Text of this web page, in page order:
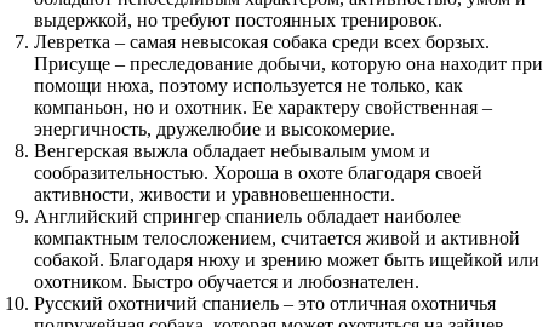
выдержкой, но требуют постоянных тренировок.
Левретка – самая невысокая собака среди всех борзых.
Присуще – преследование добычи, которую она находит при
помощи нюха, поэтому используется не только, как
компаньон, но и охотник. Ее характеру свойственная –
энергичность, дружелюбие и высокомерие.
Венгерская выжла обладает небывалым умом и
сообразительностью. Хороша в охоте благодаря своей
активности, живости и уравновешенности.
Английский спрингер спаниель обладает наиболее
компактным телосложением, считается живой и активной
собакой. Благодаря нюху и зрению может быть ищейкой или
охотником. Быстро обучается и любознателен.
Русский охотничий спаниель – это отличная охотничья